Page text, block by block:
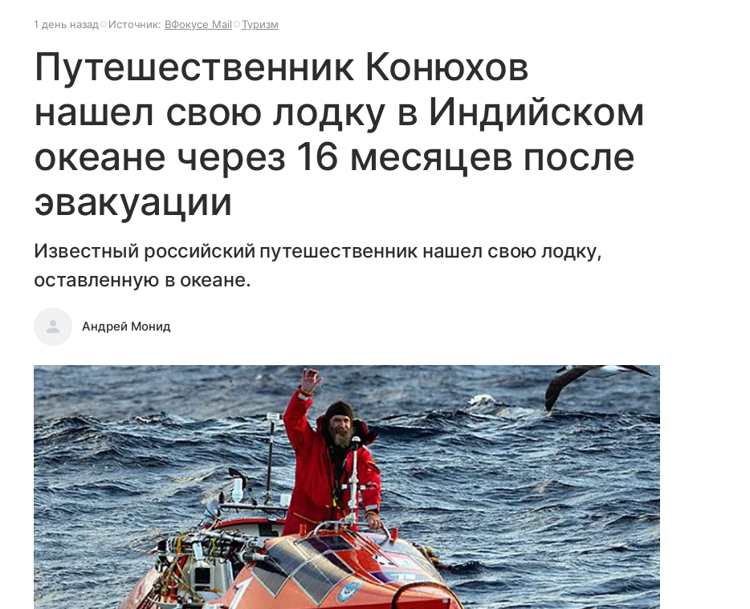
1 день назад Источник: ВФокусе Mail Туризм
Путешественник Конюхов
нашел свою лодку в Индийском
океане через 16 месяцев после
эвакуации
Известный российский путешественник нашел свою лодку,
оставленную в океане.
Андрей Монид